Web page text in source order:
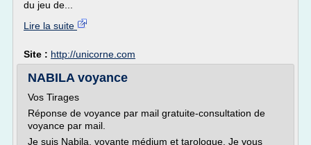
du jeu de...
Lire la suite
Site : http://unicorne.com
NABILA voyance
Vos Tirages
Réponse de voyance par mail gratuite-consultation de
voyance par mail.
Je suis Nabila, voyante médium et tarologue. Je vous